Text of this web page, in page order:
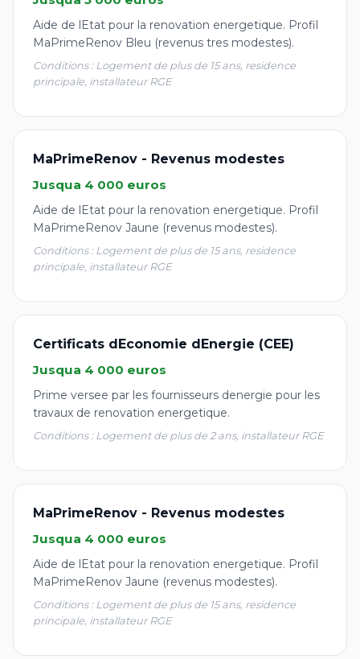
Aide de lEtat pour la renovation energetique. Profil
MaPrimeRenov Bleu (revenus tres modestes).
Conditions : Logement de plus de 15 ans, residence
principale, installateur RGE
MaPrimeRenov - Revenus modestes
Jusqua 4 000 euros
Aide de lEtat pour la renovation energetique. Profil
MaPrimeRenov Jaune (revenus modestes).
Conditions : Logement de plus de 15 ans, residence
principale, installateur RGE
Certificats dEconomie dEnergie (CEE)
Jusqua 4 000 euros
Prime versee par les fournisseurs denergie pour les
travaux de renovation energetique.
Conditions : Logement de plus de 2 ans, installateur RGE
MaPrimeRenov - Revenus modestes
Jusqua 4 000 euros
Aide de lEtat pour la renovation energetique. Profil
MaPrimeRenov Jaune (revenus modestes).
Conditions : Logement de plus de 15 ans, residence
principale, installateur RGE